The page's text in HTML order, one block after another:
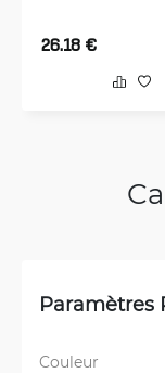
26.18 €
Paramètres
Couleur